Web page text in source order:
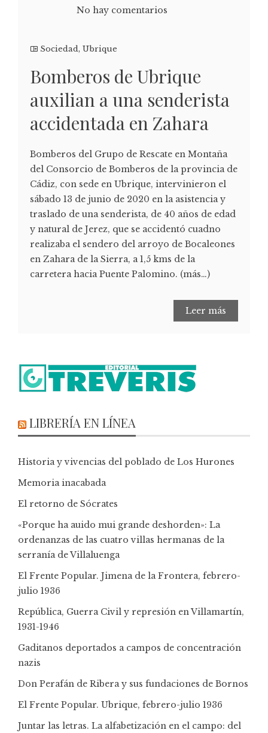
No hay comentarios
Sociedad, Ubrique
Bomberos de Ubrique
auxilian a una senderista
accidentada en Zahara
Bomberos del Grupo de Rescate en Montaña
del Consorcio de Bomberos de la provincia de
Cádiz, con sede en Ubrique, intervinieron el
sábado 13 de junio de 2020 en la asistencia y
traslado de una senderista, de 40 años de edad
y natural de Jerez, que se accidentó cuadno
realizaba el sendero del arroyo de Bocaleones
en Zahara de la Sierra, a 1,5 kms de la
carretera hacia Puente Palomino. (más…)
Leer más
LIBRERÍA EN LÍNEA
Historia y vivencias del poblado de Los Hurones
Memoria inacabada
El retorno de Sócrates
«Porque ha auido mui grande deshorden»: La
ordenanzas de las cuatro villas hermanas de la
serranía de Villaluenga
El Frente Popular. Jimena de la Frontera, febrero-
julio 1936
República, Guerra Civil y represión en Villamartín,
1931-1946
Gaditanos deportados a campos de concentración
nazis
Don Perafán de Ribera y sus fundaciones de Bornos
El Frente Popular. Ubrique, febrero-julio 1936
Juntar las letras. La alfabetización en el campo: del